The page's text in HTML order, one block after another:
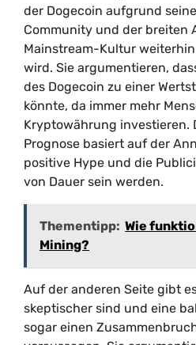
der Dogecoin aufgrund
Community und der breiten
Mainstream-Kultur
wird. Sie argumentieren,
des Dogecoin zu einer
könnte, da immer mehr
Kryptowährung investieren.
Prognose basiert auf der
positive Hype und die
von Dauer sein werden.
Thementipp: Wie
Mining?
Auf der anderen Seite gibt
skeptischer sind und eine
sogar einen